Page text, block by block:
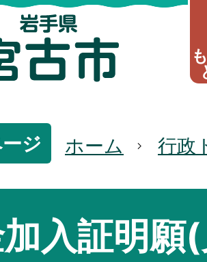
ジ ホーム 行政
入証明願